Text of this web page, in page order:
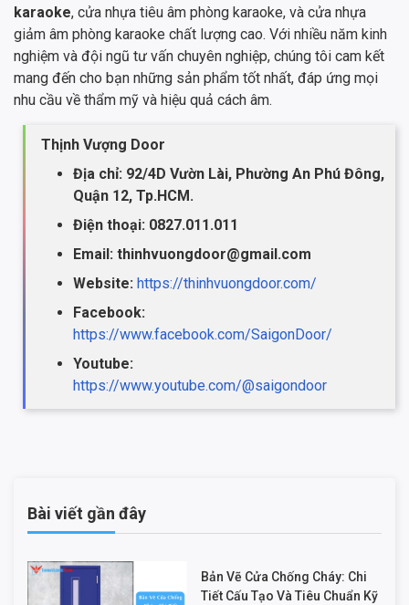
karaoke, cửa nhựa tiêu âm phòng karaoke, và cửa nhựa
giảm âm phòng karaoke chất lượng cao. Với nhiều năm kinh
nghiệm và đội ngũ tư vấn chuyên nghiệp, chúng tôi cam kết
mang đến cho bạn những sản phẩm tốt nhất, đáp ứng mọi
nhu cầu về thẩm mỹ và hiệu quả cách âm.
Thịnh Vượng Door
Địa chỉ: 92/4D Vườn Lài, Phường An Phú Đông,
Quận 12, Tp.HCM.
Điện thoại: 0827.011.011
Email: thinhvuongdoor@gmail.com
Website: https://thinhvuongdoor.com/
Facebook:
https://www.facebook.com/SaigonDoor/
Youtube:
https://www.youtube.com/@saigondoor
Bài viết gần đây
Bản Vẽ Cửa Chống Cháy: Chi
Tiết Cấu Tạo Và Tiêu Chuẩn Kỹ